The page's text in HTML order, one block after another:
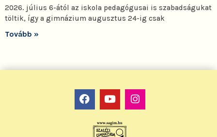
2026. július 6-ától az iskola pedagógusai is szabadságukat
töltik, így a gimnázium augusztus 24-ig csak
Tovább »